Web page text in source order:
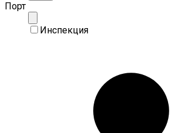
Порт
Инспекция